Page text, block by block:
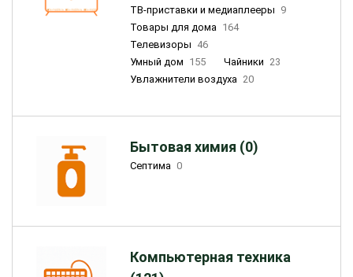
ТВ-приставки и медиаплееры 9
Товары для дома 164
Телевизоры 46
Умный дом 155 Чайники 23
Увлажнители воздуха 20
Бытовая химия (0)
Септима 0
Компьютерная техника